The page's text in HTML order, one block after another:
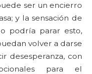
ser un encierro
y la sensación de
podría parar esto,
volver a darse
desesperanza, con
para el